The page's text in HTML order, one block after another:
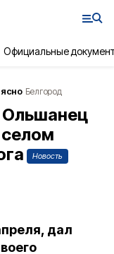
Официальные
ясно Белгород
селом
Новость
дал